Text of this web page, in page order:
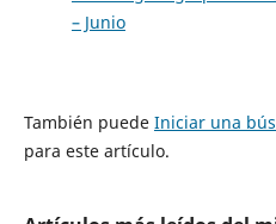
– Junio
También puede Iniciar una
para este artículo.